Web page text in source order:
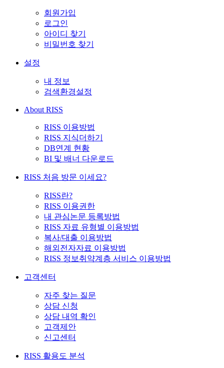
회원가입
로그인
아이디 찾기
비밀번호 찾기
설정
내 정보
검색환경설정
About RISS
RISS 이용방법
RISS 지식더하기
DB연계 현황
BI 및 배너 다운로드
RISS 처음 방문 이세요?
RISS란?
RISS 이용권한
내 관심논문 등록방법
RISS 자료 유형별 이용방법
복사/대출 이용방법
해외전자자료 이용방법
RISS 정보취약계층 서비스 이용방법
고객센터
자주 찾는 질문
상담 신청
상담 내역 확인
고객제안
신고센터
RISS 활용도 분석